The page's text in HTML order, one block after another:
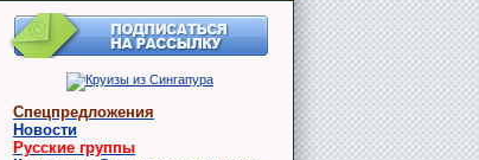
Спецпредложения
Новости
Русские группы